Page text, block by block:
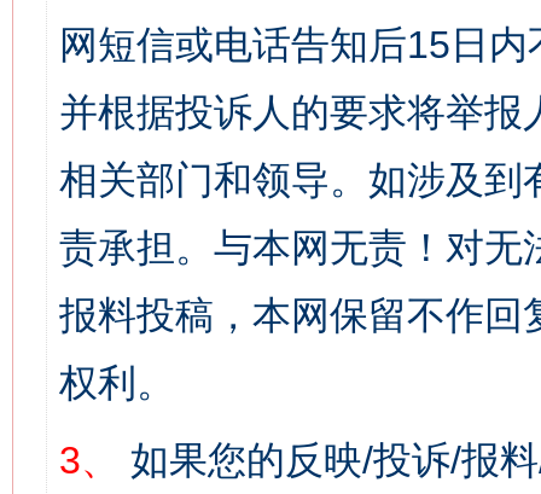
网短信或电话告知后15日
并根据投诉人的要求将举
相关部门和领导。如涉及
责承担。与本网无责！对
报料投稿，本网保留不作
权利。
3、
如果您的反映/投诉/报